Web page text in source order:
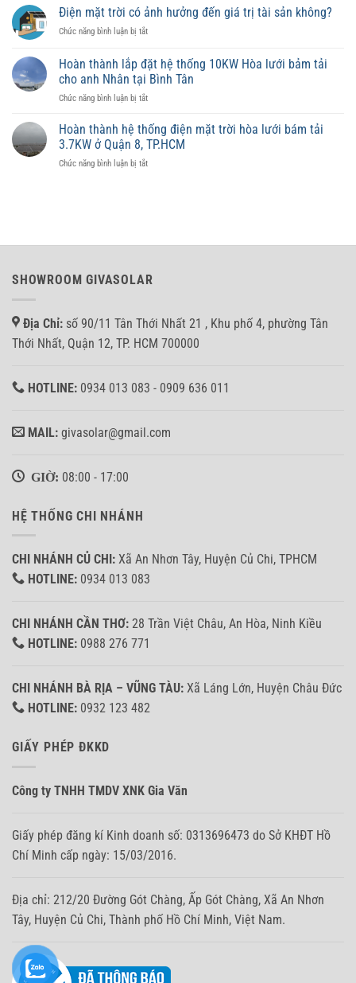
năng
mặt
có
lưu
chọn
công
suất
NLMT
phù
từng
tích
Điện mặt trời có ảnh hưởng đến giá trị tài sản không?
Chức năng bình luận bị tắtở
mặt
trời
có
ảnh
đến
giá
tài
Hoàn thành lắp đặt hệ thống 10KW Hòa lưới bảm tải
cho anh Nhân tại Bình Tân
Chức năng bình luận bị tắtở
thành
lắp
đặt
hệ
tải
anh
Nhân
Tân
Hoàn thành hệ thống điện mặt trời hòa lưới bám tải
3.7KW ở Quận 8, TP.HCM
Chức năng bình luận bị tắtở
mặt
lưới
3.7KW
ở
SHOWROOM GIVASOLAR
Địa Chỉ: số 90/11 Tân Thới Nhất 21 , Khu phố 4, phường Tân
Thới Nhất, Quận 12, TP. HCM 700000
HOTLINE: 0934 013 083 - 0909 636 011
MAIL: givasolar@gmail.com
GIỜ: 08:00 - 17:00
HỆ THỐNG CHI NHÁNH
CHI NHÁNH CỦ CHI: Xã An Nhơn Tây, Huyện Củ Chi, TPHCM
HOTLINE: 0934 013 083
CHI NHÁNH CẦN THƠ: 28 Trần Việt Châu, An Hòa, Ninh Kiều
HOTLINE: 0988 276 771
CHI NHÁNH BÀ RỊA – VŨNG TÀU: Xã Láng Lớn, Huyện Châu Đức
HOTLINE: 0932 123 482
GIẤY PHÉP ĐKKD
Công ty TNHH TMDV XNK Gia Văn
Giấy phép đăng kí Kinh doanh số: 0313696473 do Sở KHĐT Hồ
Chí Minh cấp ngày: 15/03/2016.
Địa chỉ: 212/20 Đường Gót Chàng, Ấp Gót Chàng, Xã An Nhơn
Tây, Huyện Củ Chi, Thành phố Hồ Chí Minh, Việt Nam.